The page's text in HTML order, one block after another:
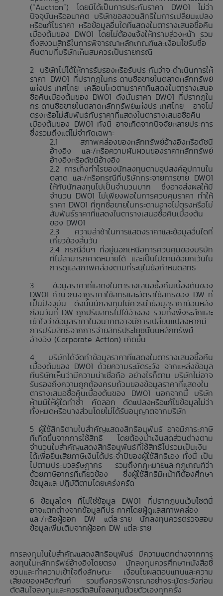
(“Auction”) โดยมิได้เป็นการประกันราคา DW01 ไม่ว่า
ปัจจุบันหรืออนาคต บริษัทขอสงวนสิทธิในการเปลี่ยนแปลง
หรือแก้ไขราคา หรือข้อมูลอื่นใดที่แสดงในตารางเสนอซื้อคืน
เบื้องต้นของ DW01 โดยไม่ต้องแจ้งให้ทราบล่วงหน้า รวม
ถึงสงวนสิทธิในการพิจารณาหลักเกณฑ์และเงื่อนไขรับซื้อ
คืนตามที่บริษัทเห็นสมควรเป็นรายกรณี
บริษัทไม่ได้ให้การรับรองหรือรับประกันว่าจะดำเนินการให้
ราคา DW01 ที่ปรากฏในกระดานซื้อขายในตลาดหลักทรัพย์
แห่งประเทศไทย เคลื่อนไหวตามราคาที่แสดงในตารางเสนอ
ซื้อคืนเบื้องต้นของ DW01 ดังนั้นราคา DW01 ที่ปรากฏใน
กระดานซื้อขายในตลาดหลักทรัพย์แห่งประเทศไทย อาจไม่
ตรงหรือไม่สัมพันธ์กับราคาที่แสดงในตารางเสนอซื้อคืน
เบื้องต้นของ DW01 ทั้งนี้ อาจเกิดจากปัจจัยหลายประการ
ซึ่งรวมถึงแต่ไม่จำกัดเฉพาะ
สภาพคล่องของหลักทรัพย์อ้างอิงหรือดัชนี
อ้างอิง และ/หรือความผันผวนของราคาหลักทรัพย์
อ้างอิงหรือดัชนีอ้างอิง
การเก็งกำไรของนักลงทุนตามอุปสงค์อุปทานใน
ตลาด และ/หรือกรณีที่บริษัทกระจายการขาย DW01
ให้กับนักลงทุนไปเป็นจำนวนมาก ซึ่งอาจส่งผลให้มี
จำนวน DW01 ไม่เพียงพอในการควบคุมราคา ทำให้
ราคา DW01 ที่ถูกซื้อขายในกระดานอาจไม่ตรงหรือไม่
สัมพันธ์ราคาที่แสดงในตารางเสนอซื้อคืนเบื้องต้น
ของ DW01
ความล่าช้าในการแสดงราคาและข้อมูลอื่นใดที่
เกี่ยวข้องสิ้นวัน
กรณีอื่นๆ ที่อยู่นอกเหนือการควบคุมของบริษัท
ที่ไม่สามารถคาดหมายได้ และเป็นไปตามข้อยกเว้นใน
การดูแลสภาพคล่องตามที่ระบุในข้อกำหนดสิทธิ
ข้อมูลราคาที่แสดงในตารางเสนอซื้อคืนเบื้องต้นของ
DW01 คำนวณจากราคาใช้สิทธิและอัตราใช้สิทธิของ DW ที่
เป็นปัจจุบัน ดังนั้นนักลงทุนไม่ควรนำข้อมูลราคาย้อนหลัง
ก่อนวันที่ DW ถูกปรับสิทธิไปใช้อ้างอิง รวมทั้งพึงระลึกและ
เข้าใจว่าข้อมูลราคาในอนาคตอาจมีการเปลี่ยนแปลงหากมี
การปรับสิทธิจากการจ่ายสิทธิประโยชน์บนหลักทรัพย์
อ้างอิง (Corporate Action) เกิดขึ้น
บริษัทได้จัดทำข้อมูลราคาที่แสดงในตารางเสนอซื้อคืน
เบื้องต้นของ DW01 ด้วยความระมัดระวัง จากแหล่งข้อมูล
ที่บริษัทเห็นว่ามีความน่าเชื่อถือ อย่างไรก็ตาม บริษัทไม่อาจ
รับรองถึงความถูกต้องครบถ้วนของข้อมูลราคาที่แสดงใน
ตารางเสนอซื้อคืนเบื้องต้นของ DW01 นอกจากนี้ บริษัท
ห้ามมิให้ผู้ใดทำซ้ำ คัดลอก ดัดแปลงหรือแก้ไขข้อมูลไม่ว่า
ทั้งหมดหรือบางส่วนโดยไม่ได้รับอนุญาตจากบริษัท
ผู้ใช้สิทธิตามใบสำคัญแสดงสิทธิอนุพันธ์ อาจมีภาระภาษี
ที่เกิดขึ้นจากการใช้สิทธิ โดยต้องนำเงินสดส่วนต่างตาม
จำนวนใบสำคัญแสดงสิทธิอนุพันธ์ที่ใช้สิทธิไปรวมเป็นเงิน
ได้เพื่อยื่นเสียภาษีเงินได้ประจำปีของผู้ใช้สิทธิเอง ทั้งนี้ เป็น
ไปตามประมวลรัษฎากร รวมถึงกฎหมายและกฎเกณฑ์ว่า
ด้วยภาษีอากรที่เกี่ยวข้อง ซึ่งผู้ใช้สิทธิมีหน้าที่ต้องศึกษา
ข้อมูลและปฏิบัติตามโดยเคร่งครัด
ข้อมูลใดๆ ที่ไม่ใช่ข้อมูล DW01 ที่ปรากฏบนเว็บไซต์นี้
อาจแตกต่างจากข้อมูลที่ประกาศโดยผู้ดูแลสภาพคล่อง
และ/หรือผู้ออก DW แต่ละราย นักลงทุนควรตรวจสอบ
ข้อมูลเพิ่มเติมจากผู้ออก DW แต่ละราย
การลงทุนในใบสำคัญแสดงสิทธิอนุพันธ์ มีความแตกต่างจากการ
ลงทุนในหลักทรัพย์อ้างอิงโดยตรง นักลงทุนควรศึกษาหนังสือชี้
ชวนและทำความเข้าใจถึงลักษณะ เงื่อนไขผลตอบแทนและความ
เสี่ยงของผลิตภัณฑ์ รวมถึงควรพิจารณาอย่างระมัดระวังก่อน
ตัดสินใจลงทุนและควรตัดสินใจลงทุนด้วยตัวเองทุกครั้ง